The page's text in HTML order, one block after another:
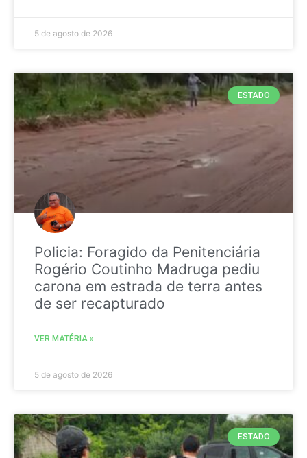
5 de agosto de 2026
ESTADO
Policia: Foragido da Penitenciária
Rogério Coutinho Madruga pediu
carona em estrada de terra antes
de ser recapturado
VER MATÉRIA »
5 de agosto de 2026
ESTADO